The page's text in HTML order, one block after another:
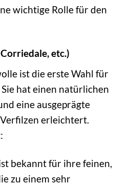
wichtige Rolle für den
etc.)
ist die erste Wahl für
hat einen natürlichen
eine ausgeprägte
erleichtert.
bekannt für ihre feinen,
zu einem sehr